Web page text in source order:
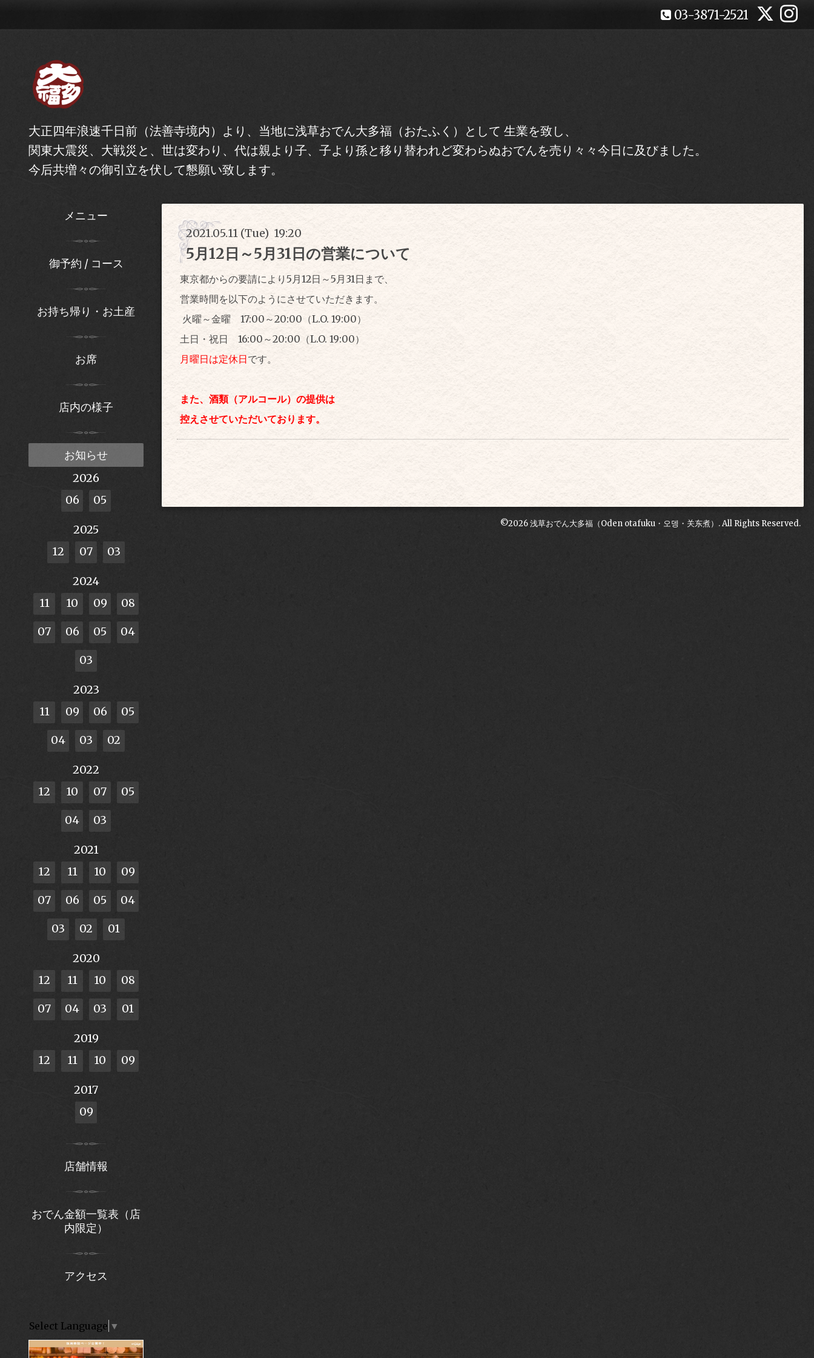
03-3871-2521
大正四年浪速千日前（法善寺境内）より、当地に浅草おでん大多福（おたふく）として 生業を致し、
関東大震災、大戦災と、世は変わり、代は親より子、子より孫と移り替われど変わらぬおでんを売り々々今日に及びました。
今后共増々の御引立を伏して懇願い致します。
2021.05.11 (Tue) 19:20
5月12日～5月31日の営業について
東京都からの要請により5月12日～5月31日まで、
営業時間を以下のようにさせていただきます。
火曜～金曜 17:00～20:00（L.O. 19:00）
土日・祝日 16:00～20:00（L.O. 19:00）
月曜日は定休日です。
また、酒類（アルコール）の提供は
控えさせていただいております。
©2026浅草おでん大多福（Oden otafuku・오뎅・关东煮） . All Rights Reserved.
メニュー
御予約 / コース
お持ち帰り・お土産
お席
店内の様子
お知らせ
2026
06
05
2025
12
07 03
2024
11
10 09 08
07 06 05 04
03
2023
11
09 06 05
04 03 02
2022
12
10 07 05
04 03
2021
12
11 10 09
07 06 05 04
03 02 01
2020
12
11 10 08
07 04 03 01
2019
12
11 10 09
2017
09
店舗情報
おでん金額一覧表（店
内限定）
アクセス
Select Language ▼